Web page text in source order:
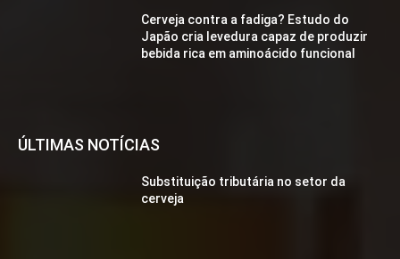
Cerveja contra a fadiga? Estudo do
Japão cria levedura capaz de produzir
bebida rica em aminoácido funcional
ÚLTIMAS NOTÍCIAS
Substituição tributária no setor da
cerveja